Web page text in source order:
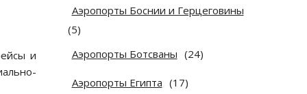
и
Аэропорты Боснии и Герцеговины
(5)
Аэропорты Ботсваны (24)
Аэропорты Египта (17)